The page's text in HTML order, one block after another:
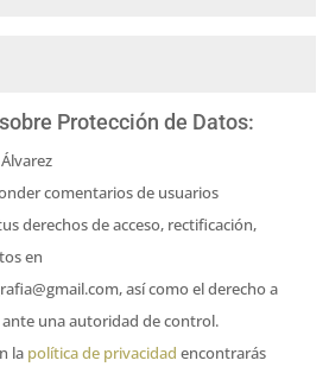
Protección de Datos:
comentarios de usuarios
derechos de acceso, rectificación,
en
así como el derecho a
una autoridad de control.
la política de privacidad encontrarás